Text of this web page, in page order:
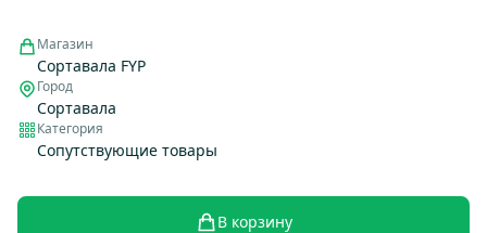
Магазин
Сортавала FYP
Город
Сортавала
Категория
Сопутствующие товары
В корзину